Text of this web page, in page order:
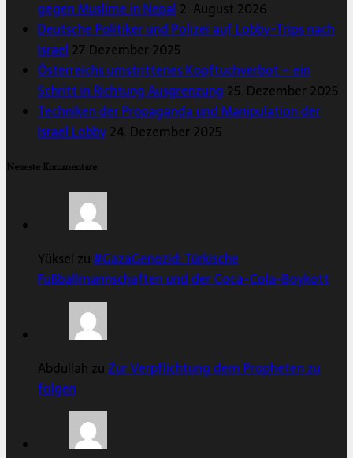
gegen Muslime in Nepal 2. August 2026
Deutsche Politiker und Polizei auf Lobby-Trips nach
Israel 27. Dezember 2025
Österreichs umstrittenes Kopftuchverbot – ein
Schritt in Richtung Ausgrenzung 25. Dezember 2025
Techniken der Propaganda und Manipulation der
Israel Lobby24. Dezember 2025
Neueste Kommentare
Yüksel zu#GazaGenozid: Türkische
Fußballmannschaften und der Coca-Cola-Boykott
Abdullah zu Zur Verpflichtung dem Propheten zu
folgen